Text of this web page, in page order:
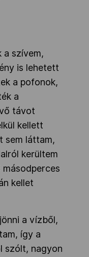
a szívem,
is lehetett
a pofonok,
a
távot
kellett
sem láttam,
kerültem
kellet
a vízből,
így a
szólt, nagyon